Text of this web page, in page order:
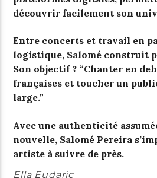
découvrir facilement son
Entre concerts et travail en
logistique, Salomé construit
Son objectif ? “Chanter en
françaises et toucher un
large.”
Avec une authenticité
nouvelle, Salomé Pereira
artiste à suivre de près.
Ella Eudaric